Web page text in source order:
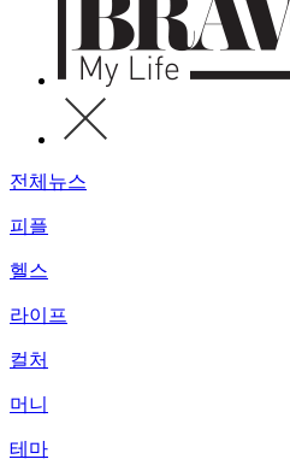
전체뉴스
피플
헬스
라이프
컬처
머니
테마